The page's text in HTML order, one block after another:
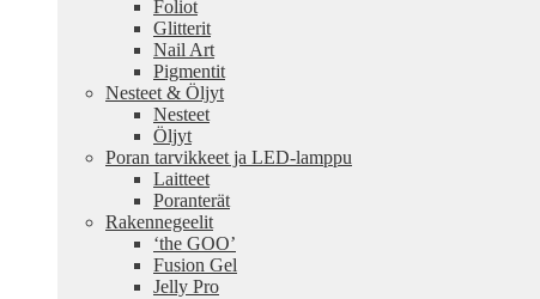
Foliot
Glitterit
Nail Art
Pigmentit
Nesteet & Öljyt
Nesteet
Öljyt
Poran tarvikkeet ja LED-lamppu
Laitteet
Poranterät
Rakennegeelit
‘the GOO’
Fusion Gel
Jelly Pro